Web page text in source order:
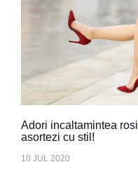
Adori incaltamintea
asortezi cu stil!
10 JUL 2020